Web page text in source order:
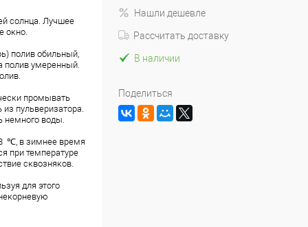
солнца. Лучшее
окно.
полив обильный,
полив умеренный.
промывать
пульверизатора.
немного воды.
℃, в зимнее время
при температуре
сквозняков.
для этого
Нашли дешевле
Рассчитать доставку
В наличии
Поделиться